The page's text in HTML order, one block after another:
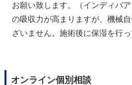
お願い致します。（インディバ
の吸収力が高まりますが、機械
ざいません。施術後に保湿を行っ
オンライン個別相談